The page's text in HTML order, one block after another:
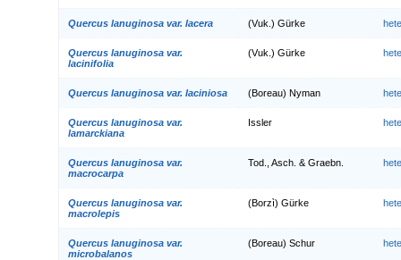
Quercus lanuginosa var. lacera (Vuk.) Gürke
Quercus lanuginosa var.
lacinifolia
(Vuk.) Gürke
Quercus lanuginosa var. laciniosa (Boreau) Nyman
Quercus lanuginosa var.
lamarckiana
Issler
Quercus lanuginosa var.
macrocarpa
Tod., Asch. & Graebn.
Quercus lanuginosa var.
macrolepis
(Borzì) Gürke
Quercus lanuginosa var.
microbalanos
(Boreau) Schur